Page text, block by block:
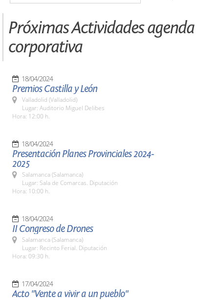
Próximas Actividades agenda
corporativa
18/04/2024
Premios Castilla y León
Valladolid (Valladolid)
Lugar: Auditorio Miguel Delibes
Hora: 12:00 h.
18/04/2024
Presentación Planes Provinciales 2024-
2025
Salamanca (Salamanca)
Lugar: Sala de Comarcas. Diputación
Hora: 10:00 h.
18/04/2024
II Congreso de Drones
Salamanca (Salamanca)
Lugar: Recinto Ferial. Diputación
Hora: 09:30 h.
17/04/2024
Acto "Vente a vivir a un pueblo"